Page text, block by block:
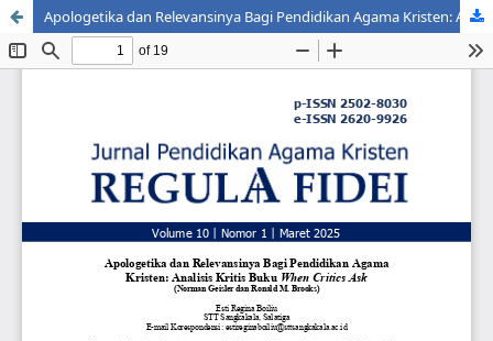
Apologetika dan Relevansinya Bagi Pendidikan Agama Kristen: Analisis Kritis Buku When Critics Ask (Norman Geisler dan Ronald M. Brooks)